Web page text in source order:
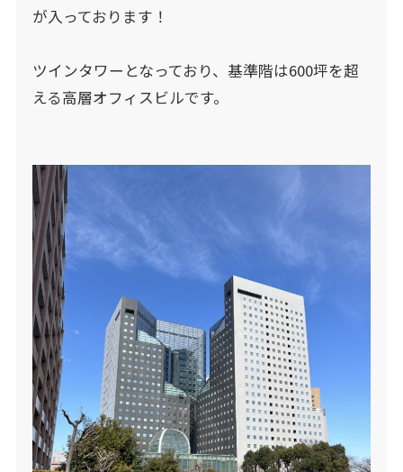
が入っております！
ツインタワーとなっており、基準階は600坪を超
える高層オフィスビルです。